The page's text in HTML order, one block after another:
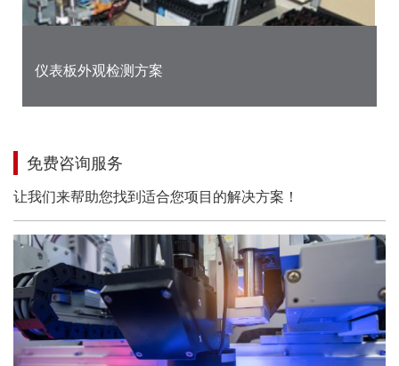
仪表板外观检测方案
免费咨询服务
让我们来帮助您找到适合您项目的解决方案！